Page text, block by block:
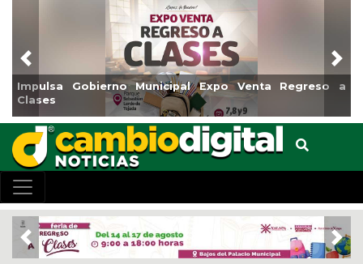
Impulsa Gobierno Municipal Expo Venta Regreso a
Clases
Previous
Previous